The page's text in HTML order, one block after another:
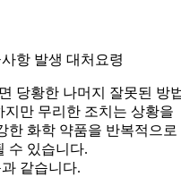
당황한 나머지 잘못된 방
만 무리한 조치는 상황을
한 화학 약품을 반복적으로
수 있습니다.
같습니다.